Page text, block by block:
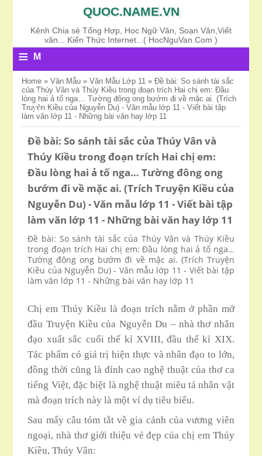
QUOC.NAME.VN
Kênh Chia sẻ Tổng Hợp, Học Ngữ Văn, Soạn Văn,Viết
văn... Kiến Thức Internet...( HocNguVan.Com )
≡
M
N
U
Home »Văn Mẫu »Văn Mẫu Lớp 11 »Đề bài: So sánh tài sắc
của Thúy Vân và Thúy Kiều trong đoạn trích Hai chị em: Đầu
lòng hai ả tố nga… Tường đông ong bướm đi về mặc ai. (Trích
Truyện Kiều của Nguyễn Du) - Văn mẫu lớp 11 - Viết bài tập
làm văn lớp 11 - Những bài văn hay lớp 11
Đề bài: So sánh tài sắc của Thúy Vân và
Thúy Kiều trong đoạn trích Hai chị em:
Đầu lòng hai ả tố nga… Tường đông ong
bướm đi về mặc ai. (Trích Truyện Kiều của
Nguyễn Du) - Văn mẫu lớp 11 - Viết bài tập
làm văn lớp 11 - Những bài văn hay lớp 11
Đề bài: So sánh tài sắc của Thúy Vân và Thúy Kiều
trong đoạn trích Hai chị em: Đầu lòng hai ả tố nga…
Tường đông ong bướm đi về mặc ai. (Trích Truyện
Kiều của Nguyễn Du) - Văn mẫu lớp 11 - Viết bài tập
làm văn lớp 11 - Những bài văn hay lớp 11
Chị em Thúy Kiều là đoạn trích nằm ở phần mở
đầu Truyện Kiều của Nguyễn Du – nhà thơ nhân
đạo xuất sắc cuối thế kỉ XVIII, đầu thế kỉ XIX.
Tác phẩm có giá trị hiện thực và nhân đạo to lớn,
đồng thời cũng là đỉnh cao nghệ thuật của thơ ca
tiếng Việt, đặc biệt là nghệ thuật miêu tả nhân vật
mà đoạn trích này là một ví dụ tiêu biểu.
Sau mấy câu tóm tắt về gia cảnh của vương viên
ngoại, nhà thơ giới thiệu vẻ đẹp của chị em Thúy
Kiều, Thúy Vân: